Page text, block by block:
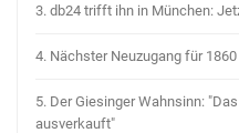
3. db24 trifft ihn in München:
4. Nächster Neuzugang für 1860
5. Der Giesinger Wahnsinn:
ausverkauft"